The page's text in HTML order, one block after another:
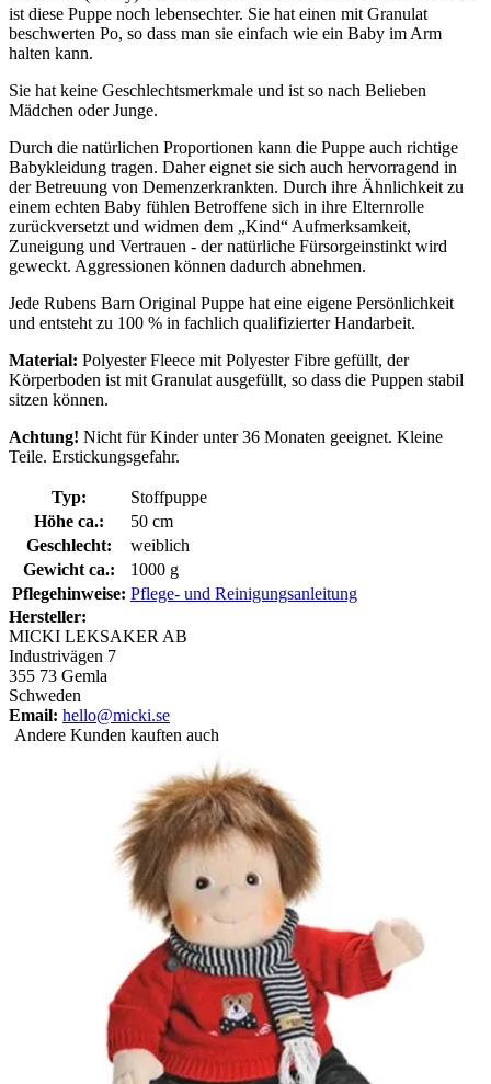
ist diese Puppe noch lebensechter. Sie hat einen mit Granulat
beschwerten Po, so dass man sie einfach wie ein Baby im Arm
halten kann.
Sie hat keine Geschlechtsmerkmale und ist so nach Belieben
Mädchen oder Junge.
Durch die natürlichen Proportionen kann die Puppe auch richtige
Babykleidung tragen. Daher eignet sie sich auch hervorragend in
der Betreuung von Demenzerkrankten. Durch ihre Ähnlichkeit zu
einem echten Baby fühlen Betroffene sich in ihre Elternrolle
zurückversetzt und widmen dem „Kind“ Aufmerksamkeit,
Zuneigung und Vertrauen - der natürliche Fürsorgeinstinkt wird
geweckt. Aggressionen können dadurch abnehmen.
Jede Rubens Barn Original Puppe hat eine eigene Persönlichkeit
und entsteht zu 100 % in fachlich qualifizierter Handarbeit.
Material: Polyester Fleece mit Polyester Fibre gefüllt, der
Körperboden ist mit Granulat ausgefüllt, so dass die Puppen stabil
sitzen können.
Achtung! Nicht für Kinder unter 36 Monaten geeignet. Kleine
Teile. Erstickungsgefahr.
Typ:
Stoffpuppe
Höhe ca.:
50 cm
Geschlecht:
weiblich
Gewicht ca.:
1000 g
Pflegehinweise: Pflege- und Reinigungsanleitung
Hersteller:
MICKI LEKSAKER AB
Industrivägen 7
355 73 Gemla
Schweden
Email: hello@micki.se
Andere Kunden kauften auch